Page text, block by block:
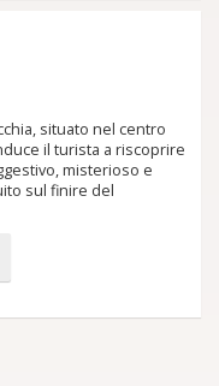
situato nel centro
il turista a riscoprire
misterioso e
sul finire del